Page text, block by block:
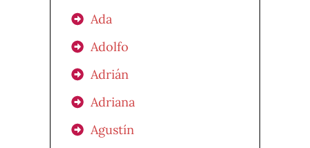
Ada
Adolfo
Adrián
Adriana
Agustín